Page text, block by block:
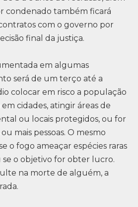
condenado também ficará
com o governo por
final da justiça.
em algumas
será de um terço até a
colocar em risco a população
cidades, atingir áreas de
ou locais protegidos, ou for
mais pessoas. O mesmo
o fogo ameaçar espécies raras
o objetivo for obter lucro.
na morte de alguém, a